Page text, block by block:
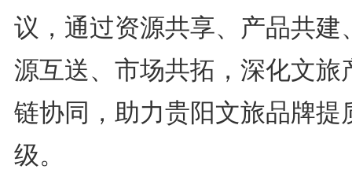
议，通过资源共享、产品共建
源互送、市场共拓，深化文旅
链协同，助力贵阳文旅品牌提
级。